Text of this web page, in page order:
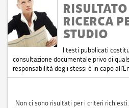
RICERCA
STUDIO
I testi pubblicati
consultazione documentale privo di
responsabilità degli stessi è in capo
Non ci sono risultati per i criteri richiesti.